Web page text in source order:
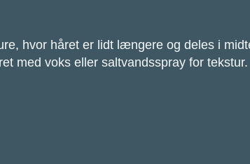
hvor håret er lidt længere og deles i
med voks eller saltvandsspray for tekstur.